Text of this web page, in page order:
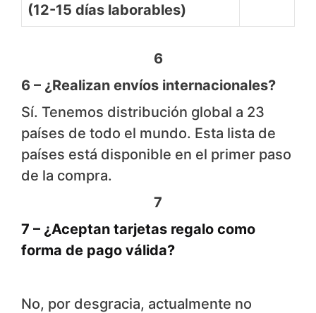
(12-15 días laborables)
6
6 – ¿Realizan envíos internacionales?
Sí. Tenemos distribución global a 23
países de todo el mundo. Esta lista de
países está disponible en el primer paso
de la compra.
7
7 – ¿Aceptan tarjetas regalo como
forma de pago válida?
No, por desgracia, actualmente no